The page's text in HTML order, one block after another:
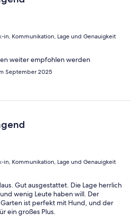
in, Kommunikation, Lage und Genauigkeit
weiter empfohlen werden
September 2025
in, Kommunikation, Lage und Genauigkeit
Gut ausgestattet. Die Lage herrlich
wenig Leute haben will. Der
ist perfekt mit Hund, und der
ein großes Plus.